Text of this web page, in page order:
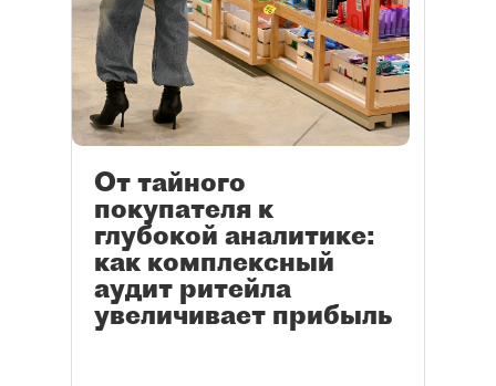
От тайного
покупателя к
глубокой аналитике:
как комплексный
аудит ритейла
увеличивает прибыль